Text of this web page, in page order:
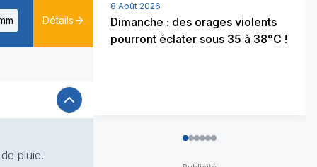
Détails
pluie.
8 Août 2026
Dimanche : des orages violents
pourront éclater sous 35 à 38°C !